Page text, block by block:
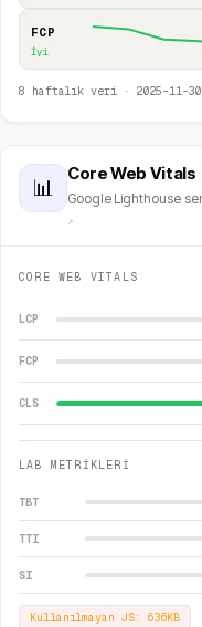
FCP
İyi
8 haftalık veri · 2025-11-30
📊
Core Web Vitals
Google Lighthouse
↗
CORE WEB VITALS
LCP
FCP
CLS
LAB METRİKLERİ
TBT
TTI
SI
Kullanılmayan JS: 636KB